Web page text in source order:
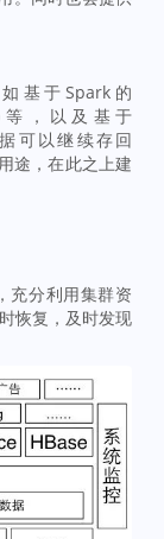
基于Spark的
等，以及基于
可以继续存回
途，在此之上建
充分利用集群资
恢复，及时发现